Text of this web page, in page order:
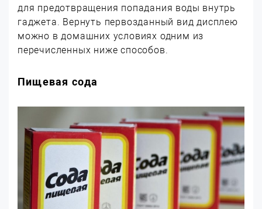
для предотвращения попадания воды внутрь
гаджета. Вернуть первозданный вид дисплею
можно в домашних условиях одним из
перечисленных ниже способов.
Пищевая сода